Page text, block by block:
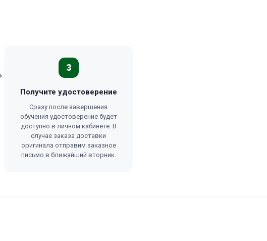
3
Получите удостоверение
Сразу после завершения
обучения удостоверение будет
доступно в личном кабинете. В
случае заказа доставки
оригинала отправим заказное
письмо в ближайший вторник.